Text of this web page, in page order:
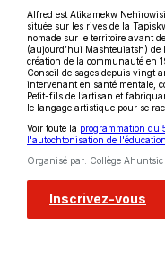
Alfred est Atikamekw
située sur les rives de la
nomade sur le territoire avant
(aujourd’hui Mashteuiatsh) de
création de la communauté en
Conseil de sages depuis vingt
intervenant en santé mentale,
Petit-fils de l’artisan et
le langage artistique pour se
Voir toute la programmation du
l'autochtonisation de l'éducation
Organisé par: Collège Ahuntsic
Inscrivez-vous
dans
nouvelle